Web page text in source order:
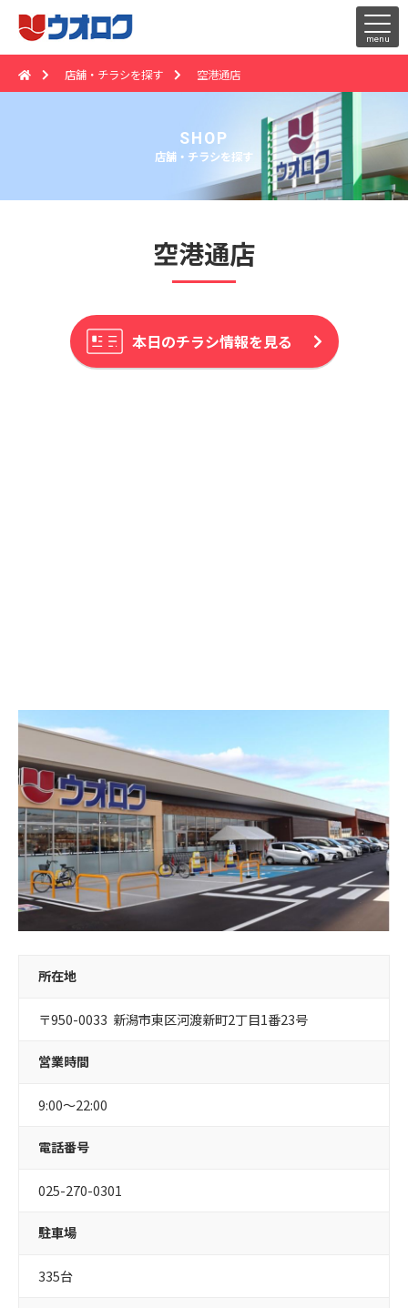
店舗・チラシを探す 空港通店
SHOP
店舗・チラシを探す
空港通店
本日のチラシ情報を見る
所在地
〒950-0033 新潟市東区河渡新町2丁目1番23号
営業時間
9:00～22:00
電話番号
025-270-0301
駐車場
335台